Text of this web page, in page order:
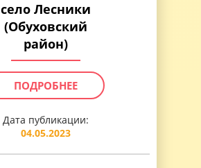
село Лесники
(Обуховский
район)
ПОДРОБНЕЕ
Дата публикации:
04.05.2023